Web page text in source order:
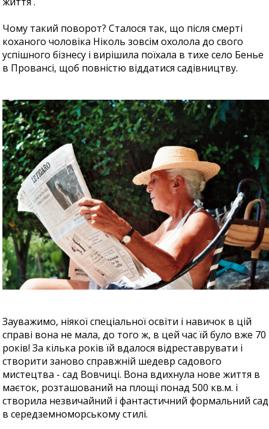
Чому такий поворот? Сталося так, що після смерті
коханого чоловіка Ніколь зовсім охолола до свого
успішного бізнесу і вирішила поїхала в тихе село Бенье
в Провансі, щоб повністю віддатися садівництву.
Зауважимо, ніякої спеціальної освіти і навичок в цій
справі вона не мала, до того ж, в цей час їй було вже 70
років! За кілька років їй вдалося відреставрувати і
створити заново справжній шедевр садового
мистецтва - сад Вовчиці. Вона вдихнула нове життя в
маєток, розташований на площі понад 500 кв.м. і
створила незвичайний і фантастичний формальний сад
в середземноморському стилі.